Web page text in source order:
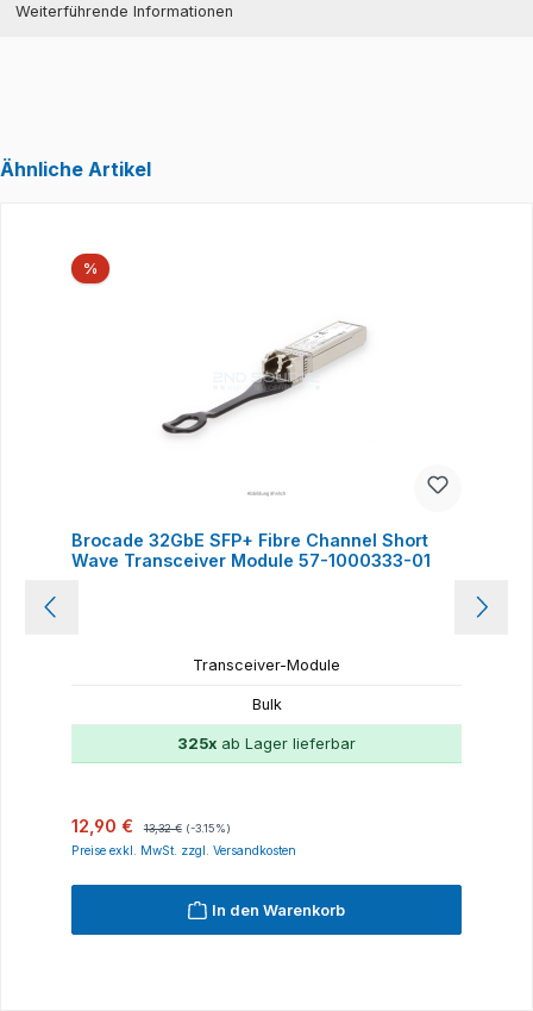
Weiterführende Informationen
Ähnliche Artikel
%Rabatt
Brocade 32GbE SFP+ Fibre Channel Short
Wave Transceiver Module 57-1000333-01
Transceiver-Module
Bulk
325x ab Lager lieferbar
Verkaufspreis:
12,90 € Regulärer Preis:
13,32 € (-3.15%)
Preise exkl. MwSt. zzgl. Versandkosten
In den Warenkorb